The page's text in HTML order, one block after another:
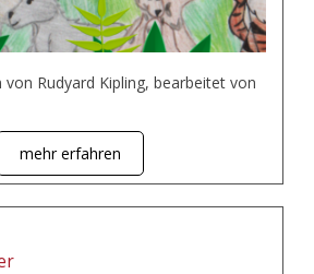
Rudyard Kipling, bearbeitet von
mehr erfahren